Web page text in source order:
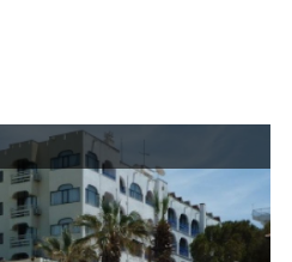
КОНТАКТИ